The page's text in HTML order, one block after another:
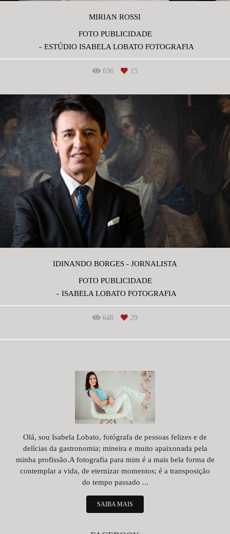
MIRIAN ROSSI
FOTO PUBLICIDADE
ESTÚDIO ISABELA LOBATO FOTOGRAFIA
636 15
IDINANDO BORGES - JORNALISTA
FOTO PUBLICIDADE
ISABELA LOBATO FOTOGRAFIA
648 29
Olá, sou Isabela Lobato, fotógrafa de pessoas felizes e de
delícias da gastronomia; mineira e muito apaixonada pela
minha profissão.A fotografia para mim é a mais bela forma de
contemplar a vida, de eternizar momentos; é a transposição
do tempo passado ...
SAIBA MAIS